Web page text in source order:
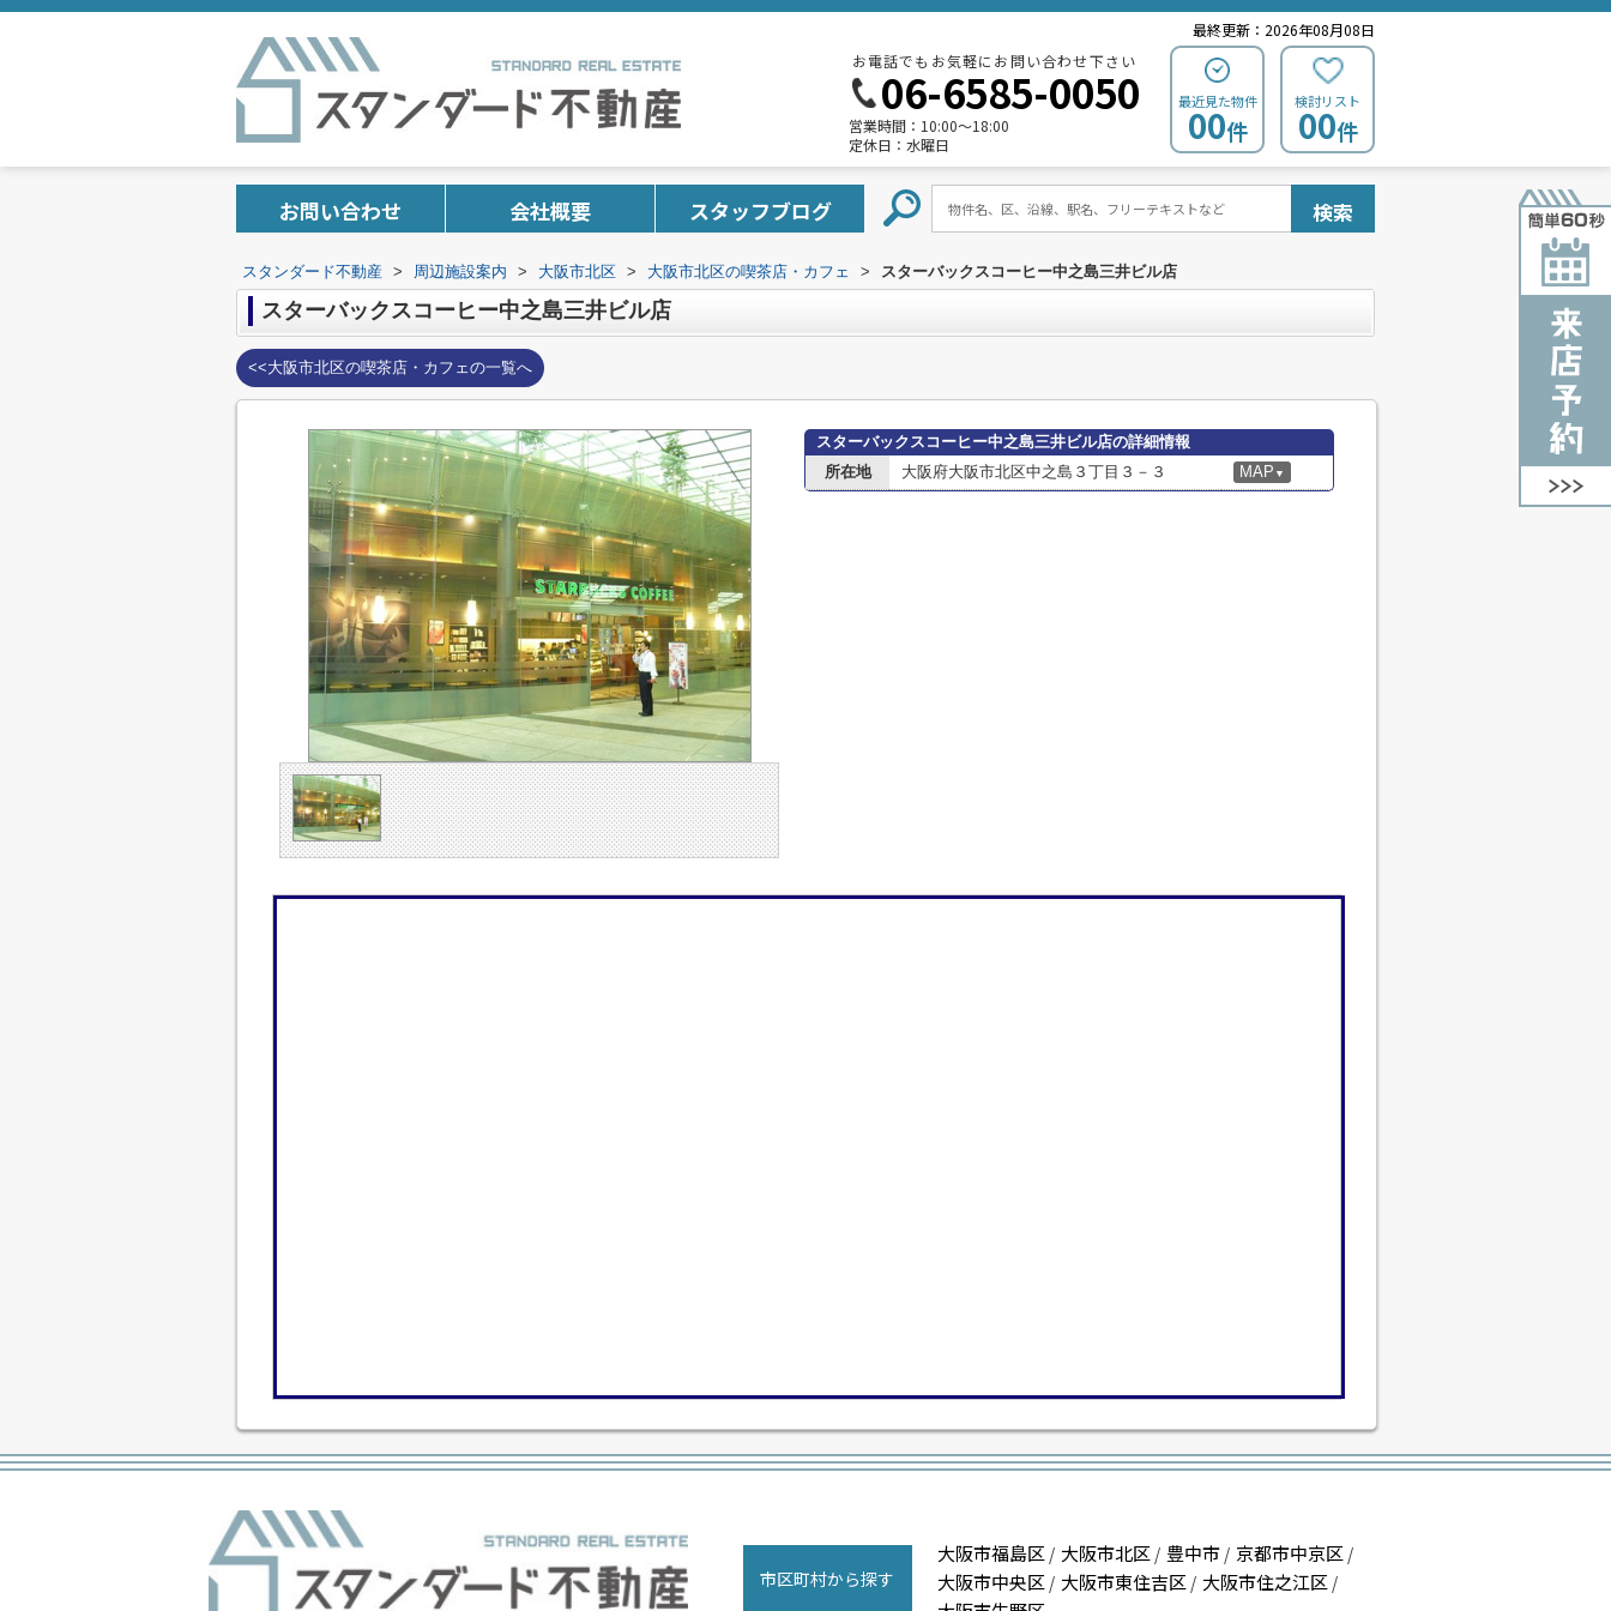
最終更新：2026年08月08日
お電話でもお気軽にお問い合わせ下さい
06-6585-0050
営業時間： 10:00～18:00
定休日： 水曜日
最近見た物件
00件
検討リスト
00件
お問い合わせ 会社概要 スタッフブログ 検索
スタンダード不動産 > 周辺施設案内 > 大阪市北区 > 大阪市北区の喫茶店・カフェ > スターバックスコーヒー中之島三井ビル店
スターバックスコーヒー中之島三井ビル店
<<大阪市北区の喫茶店・カフェの一覧へ
スターバックスコーヒー中之島三井ビル店の詳細情報
所在地
大阪府大阪市北区中之島３丁目３－３ MAP ▼
市区町村から探す
大阪市福島区 / 大阪市北区 / 豊中市 / 京都市中京区 /
大阪市中央区 / 大阪市東住吉区 / 大阪市住之江区 /